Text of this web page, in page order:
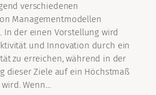
verschiedenen
Managementmodellen
In der einen Vorstellung wird
und Innovation durch ein
zu erreichen, während in der
dieser Ziele auf ein Höchstmaß
Wenn…